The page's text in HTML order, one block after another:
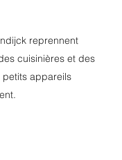
reprennent
cuisinières et des
appareils